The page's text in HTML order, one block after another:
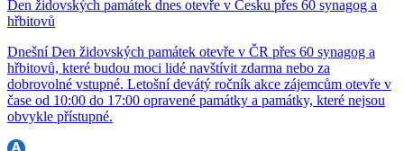
Den židovských památek dnes otevře v Česku přes 60 synagog a
hřbitovů
Dnešní Den židovských památek otevře v ČR přes 60 synagog a
hřbitovů, které budou moci lidé navštívit zdarma nebo za
dobrovolné vstupné. Letošní devátý ročník akce zájemcům otevře v
čase od 10:00 do 17:00 opravené památky a památky, které nejsou
obvykle přístupné.